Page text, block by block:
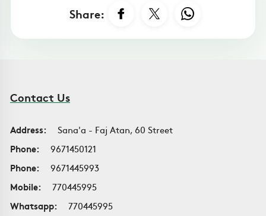
Share:
Contact Us
Address:
Sana'a - Faj Atan, 60 Street
Phone:
9671450121
Phone:
9671445993
Mobile:
770445995
Whatsapp:
770445995